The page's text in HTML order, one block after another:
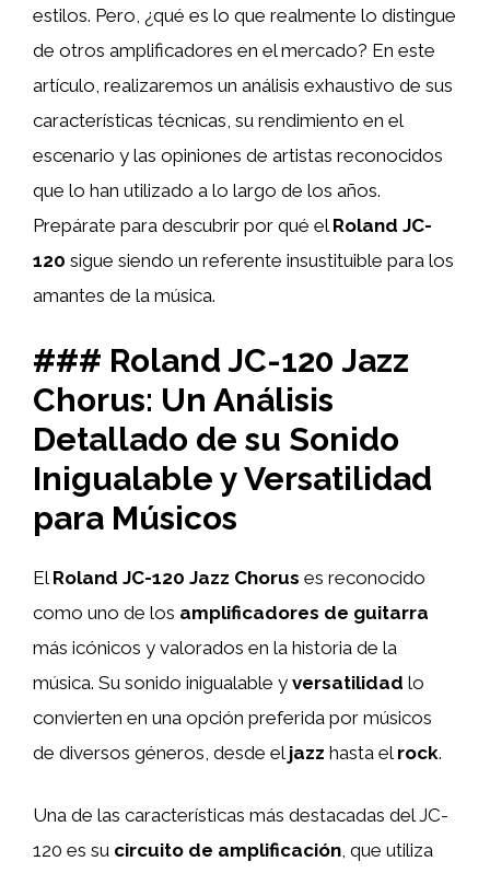
estilos. Pero, ¿qué es lo que realmente lo distingue
de otros amplificadores en el mercado? En este
artículo, realizaremos un análisis exhaustivo de sus
características técnicas, su rendimiento en el
escenario y las opiniones de artistas reconocidos
que lo han utilizado a lo largo de los años.
Prepárate para descubrir por qué el Roland JC-
120 sigue siendo un referente insustituible para los
amantes de la música.
### Roland JC-120 Jazz
Chorus: Un Análisis
Detallado de su Sonido
Inigualable y Versatilidad
para Músicos
El Roland JC-120 Jazz Chorus es reconocido
como uno de los amplificadores de guitarra
más icónicos y valorados en la historia de la
música. Su sonido inigualable y versatilidad lo
convierten en una opción preferida por músicos
de diversos géneros, desde el jazz hasta el rock.
Una de las características más destacadas del JC-
120 es su circuito de amplificación, que utiliza